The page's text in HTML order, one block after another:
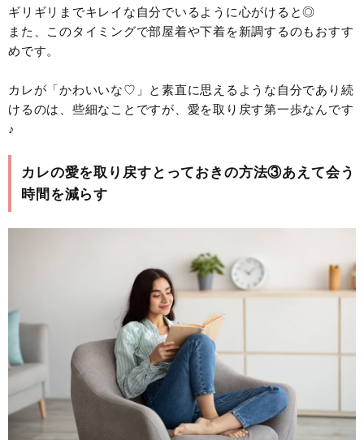
ギリギリまでキレイな自分でいるように心がけると◎
また、このタイミングで部屋着や下着を新調するのもおすす
めです。
カレが「かわいいな♡」と素直に思えるような自分であり続
けるのは、些細なことですが、愛を取り戻す第一歩なんです
♪
カレの愛を取り戻すとっておきの方法③あえて会う
時間を減らす